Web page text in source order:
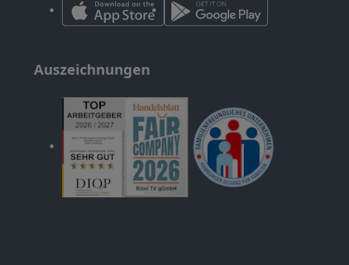
Auszeichnungen